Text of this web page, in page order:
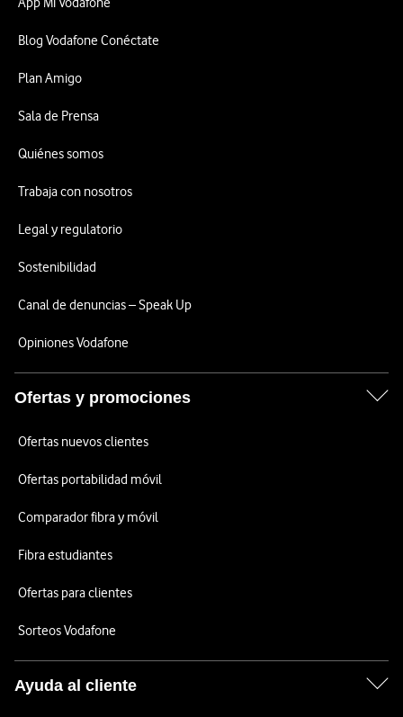
Blog Vodafone Conéctate
Plan Amigo
Sala de Prensa
Quiénes somos
Trabaja con nosotros
Legal y regulatorio
Sostenibilidad
Canal de denuncias – Speak Up
Opiniones Vodafone
Ofertas y promociones
Ofertas nuevos clientes
Ofertas portabilidad móvil
Comparador fibra y móvil
Fibra estudiantes
Ofertas para clientes
Sorteos Vodafone
Ayuda al cliente